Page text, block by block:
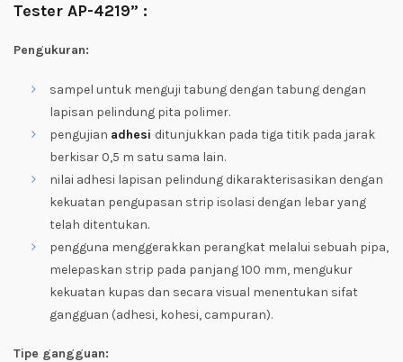
Tester AP-4219” :
Pengukuran:
sampel untuk menguji tabung dengan tabung dengan
lapisan pelindung pita polimer.
pengujian adhesi ditunjukkan pada tiga titik pada jarak
berkisar 0,5 m satu sama lain.
nilai adhesi lapisan pelindung dikarakterisasikan dengan
kekuatan pengupasan strip isolasi dengan lebar yang
telah ditentukan.
pengguna menggerakkan perangkat melalui sebuah pipa,
melepaskan strip pada panjang 100 mm, mengukur
kekuatan kupas dan secara visual menentukan sifat
gangguan (adhesi, kohesi, campuran).
Tipe gangguan: